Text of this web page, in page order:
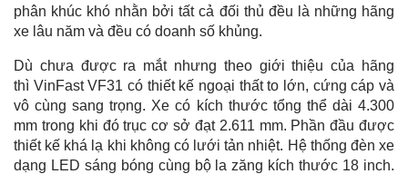
phân khúc khó nhằn bởi tất cả đối thủ đều là những hãng
xe lâu năm và đều có doanh số khủng.
Dù chưa được ra mắt nhưng theo giới thiệu của hãng
thì VinFast VF31 có thiết kế ngoại thất to lớn, cứng cáp và
vô cùng sang trọng. Xe có kích thước tổng thể dài 4.300
mm trong khi đó trục cơ sở đạt 2.611 mm. Phần đầu được
thiết kế khá lạ khi không có lưới tản nhiệt. Hệ thống đèn xe
dạng LED sáng bóng cùng bộ la zăng kích thước 18 inch.